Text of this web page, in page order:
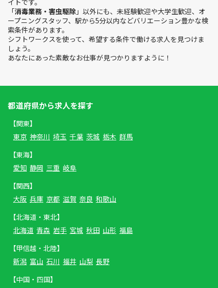
イトです。
「消毒業務・害虫駆除 」以外にも、未経験歓迎や大学生歓迎、オ
ープニングスタッフ、駅から5分以内などバリエーション豊かな検
索条件があります。
シフトワークスを使って、希望する条件で働ける求人を見つけま
しょう。
あなたにあった素敵なお仕事が見つかりますように！
都道府県から求人を探す
【関東】
東京 神奈川 埼玉 千葉 茨城 栃木 群馬
【東海】
愛知 静岡 三重 岐阜
【関西】
大阪 兵庫 京都 滋賀 奈良 和歌山
【北海道・東北】
北海道 青森 岩手 宮城 秋田 山形 福島
【甲信越・北陸】
新潟 富山 石川 福井 山梨 長野
【中国・四国】